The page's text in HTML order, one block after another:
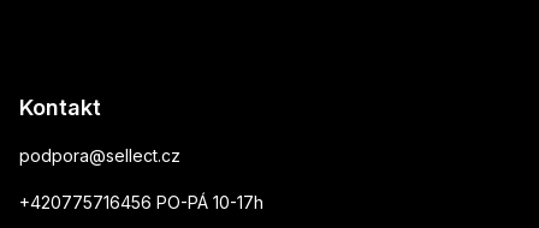
Kontakt
podpora@sellect.cz
+420775716456 PO-PÁ 10-17h